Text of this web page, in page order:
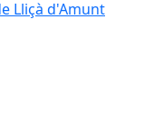
Lliçà d'Amunt